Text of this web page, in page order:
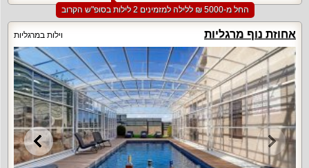
החל מ-‏5000 ₪ ללילה למזמינים 2 לילות בסופ"ש הקרוב
אחוזת נוף מרגליות וילות במרגליות